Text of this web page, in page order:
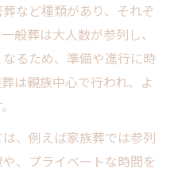
など種類があり、それぞ
般葬は大人数が参列し、
るため、準備や進行に時
は親族中心で行われ、よ
、例えば家族葬では参列
、プライベートな時間を